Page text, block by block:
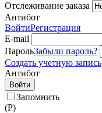
Отслеживание заказа
Антибот
ВойтиРегистрация
E-mail
ПарольЗабыли пароль?
Создать учетную запись
Антибот
Войти
Запомнить
(Р)